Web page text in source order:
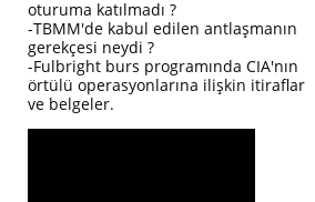
oturuma katılmadı ?
-TBMM'de kabul edilen antlaşmanın
gerekçesi neydi ?
-Fulbright burs programında CIA'nın
örtülü operasyonlarına ilişkin itiraflar
ve belgeler.